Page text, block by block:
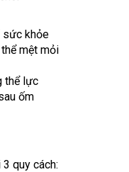
sức khỏe
mệt mỏi
thể lực
ốm
quy cách: